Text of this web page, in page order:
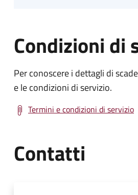
Condizioni di
Per conoscere i dettagli di
e le condizioni di servizio.
Termini e condizioni di servizio
Contatti